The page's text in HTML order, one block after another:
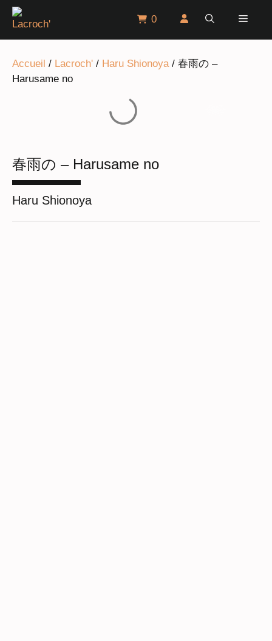
Aller
contenu
0 Menu
Accueil / Lacroch' / Haru Shionoya/ 春雨の –
Harusame no
春雨の – Harusame no
Haru Shionoya